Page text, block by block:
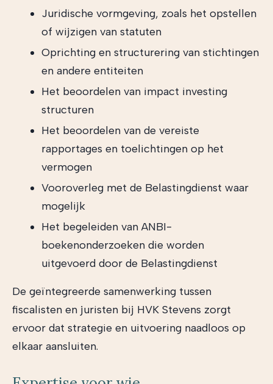
Juridische vormgeving, zoals het opstellen
of wijzigen van statuten
Oprichting en structurering van stichtingen
en andere entiteiten
Het beoordelen van impact investing
structuren
Het beoordelen van de vereiste
rapportages en toelichtingen op het
vermogen
Vooroverleg met de Belastingdienst waar
mogelijk
Het begeleiden van ANBI-
boekenonderzoeken die worden
uitgevoerd door de Belastingdienst
De geïntegreerde samenwerking tussen
fiscalisten en juristen bij HVK Stevens zorgt
ervoor dat strategie en uitvoering naadloos op
elkaar aansluiten.